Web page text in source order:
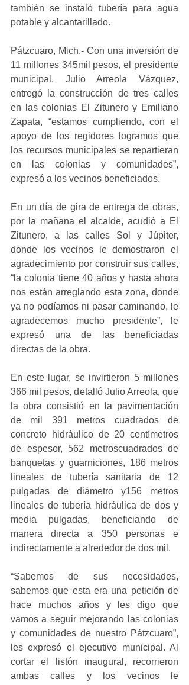
también se instaló tubería para agua
potable y alcantarillado.
Pátzcuaro, Mich.- Con una inversión de
11 millones 345mil pesos, el presidente
municipal, Julio Arreola Vázquez,
entregó la construcción de tres calles
en las colonias El Zitunero y Emiliano
Zapata, “estamos cumpliendo, con el
apoyo de los regidores logramos que
los recursos municipales se repartieran
en las colonias y comunidades”,
expresó a los vecinos beneficiados.
En un día de gira de entrega de obras,
por la mañana el alcalde, acudió a El
Zitunero, a las calles Sol y Júpiter,
donde los vecinos le demostraron el
agradecimiento por construir sus calles,
“la colonia tiene 40 años y hasta ahora
nos están arreglando esta zona, donde
ya no podíamos ni pasar caminando, le
agradecemos mucho presidente”, le
expresó una de las beneficiadas
directas de la obra.
En este lugar, se invirtieron 5 millones
366 mil pesos, detalló Julio Arreola, que
la obra consistió en la pavimentación
de mil 391 metros cuadrados de
concreto hidráulico de 20 centímetros
de espesor, 562 metroscuadrados de
banquetas y guarniciones, 186 metros
lineales de tubería sanitaria de 12
pulgadas de diámetro y156 metros
lineales de tubería hidráulica de dos y
media pulgadas, beneficiando de
manera directa a 350 personas e
indirectamente a alrededor de dos mil.
“Sabemos de sus necesidades,
sabemos que esta era una petición de
hace muchos años y les digo que
vamos a seguir mejorando las colonias
y comunidades de nuestro Pátzcuaro”,
les expresó el ejecutivo municipal. Al
cortar el listón inaugural, recorrieron
ambas calles y los vecinos le